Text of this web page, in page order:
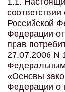
1.1.
Российской
Федерации
прав
27.07.2006 N
«Основы
Федерации о